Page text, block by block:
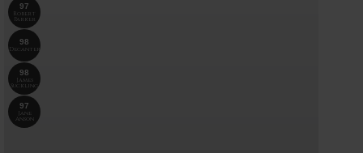
97
Robert
Parker
98
Decanter
98
James
Suckling
97
Jane
Anson